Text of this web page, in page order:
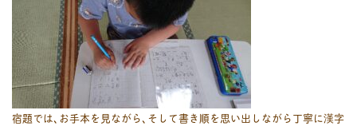
宿題では､お手本を見ながら､そして書き順を思い出しながら丁寧に漢字